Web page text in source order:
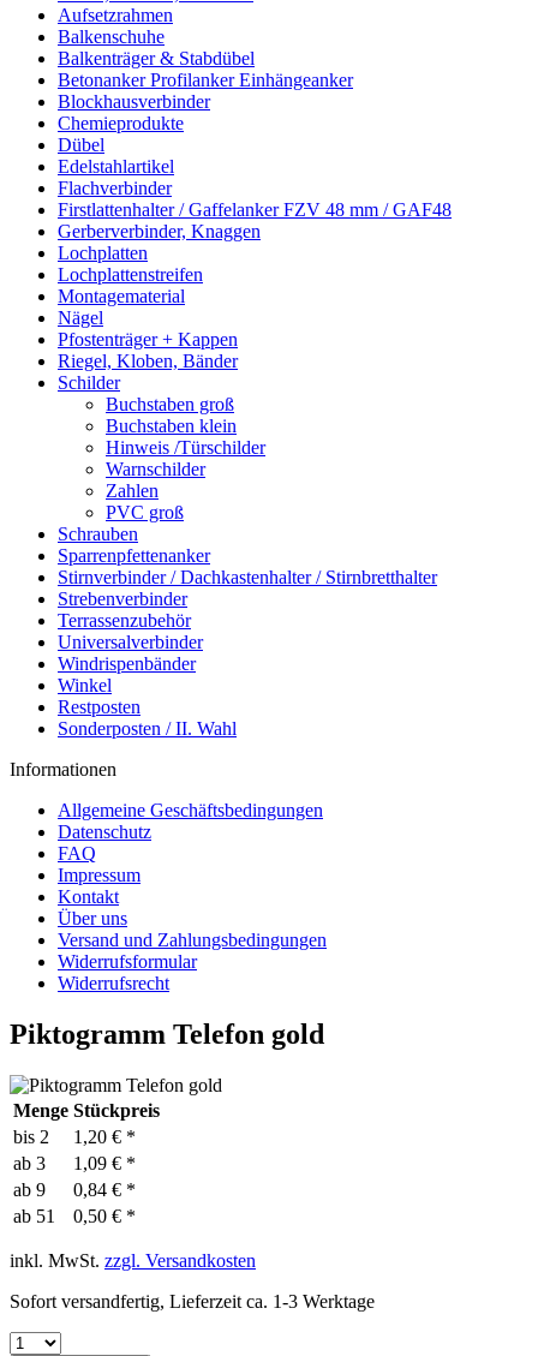
Aufsetzrahmen
Balkenschuhe
Balkenträger & Stabdübel
Betonanker Profilanker Einhängeanker
Blockhausverbinder
Chemieprodukte
Dübel
Edelstahlartikel
Flachverbinder
Firstlattenhalter / Gaffelanker FZV 48 mm / GAF48
Gerberverbinder, Knaggen
Lochplatten
Lochplattenstreifen
Montagematerial
Nägel
Pfostenträger + Kappen
Riegel, Kloben, Bänder
Schilder
Buchstaben groß
Buchstaben klein
Hinweis /Türschilder
Warnschilder
Zahlen
PVC groß
Schrauben
Sparrenpfettenanker
Stirnverbinder / Dachkastenhalter / Stirnbretthalter
Strebenverbinder
Terrassenzubehör
Universalverbinder
Windrispenbänder
Winkel
Restposten
Sonderposten / II. Wahl
Informationen
Allgemeine Geschäftsbedingungen
Datenschutz
FAQ
Impressum
Kontakt
Über uns
Versand und Zahlungsbedingungen
Widerrufsformular
Widerrufsrecht
Piktogramm Telefon gold
Menge Stückpreis
bis 2
1,20 € *
ab 3
1,09 € *
ab 9
0,84 € *
ab 51 0,50 € *
inkl. MwSt. zzgl. Versandkosten
Sofort versandfertig, Lieferzeit ca. 1-3 Werktage